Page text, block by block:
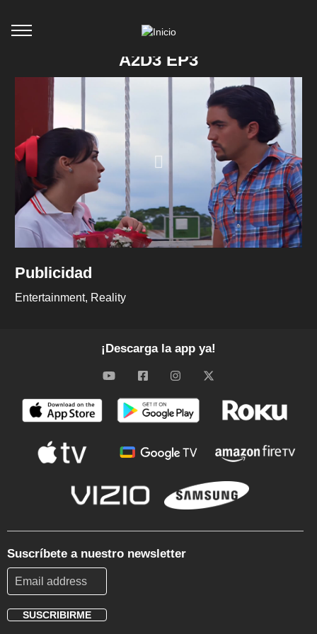
A2D3 EP3
Publicidad
Entertainment Reality
¡Descarga la app ya!
Suscríbete a nuestro newsletter
SUSCRIBIRME